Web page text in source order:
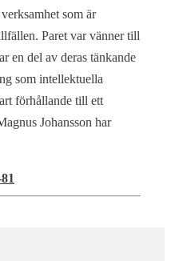
som är
Paret var vänner till
en del av deras tänkande
som intellektuella
förhållande till ett
Johansson har